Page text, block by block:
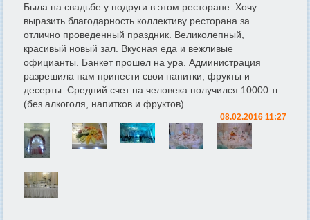
Была на свадьбе у подруги в этом ресторане. Хочу
выразить благодарность коллективу ресторана за
отлично проведенный праздник. Великолепный,
красивый новый зал. Вкусная еда и вежливые
официанты. Банкет прошел на ура. Администрация
разрешила нам принести свои напитки, фрукты и
десерты. Средний счет на человека получился 10000 тг.
(без алкоголя, напитков и фруктов).
08.02.2016 11:27